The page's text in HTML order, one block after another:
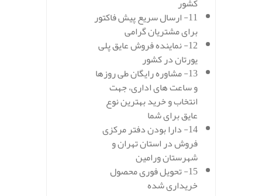
11- ارسال سریع پیش فاکتور
برای مشتریان گرامی
12- نماینده فروش عایق پلی
یورتان در کشور
13- مشاوره رایگان طی روزها
و ساعت های اداری، جهت
انتخاب و خرید بهترین نوع
عایق برای شما
14- دارا بودن دفتر مرکزی
فروش در استان تهران و
شهرستان ورامین
15- تحویل فوری محصول
خریداری شده